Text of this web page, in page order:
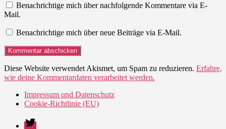
Benachrichtige mich über nachfolgende Kommentare via E-
Mail.
Benachrichtige mich über neue Beiträge via E-Mail.
Diese Website verwendet Akismet, um Spam zu reduzieren. Erfahre,
wie deine Kommentardaten verarbeitet werden.
Impressum und Datenschutz
Cookie-Richtlinie (EU)
Twitter